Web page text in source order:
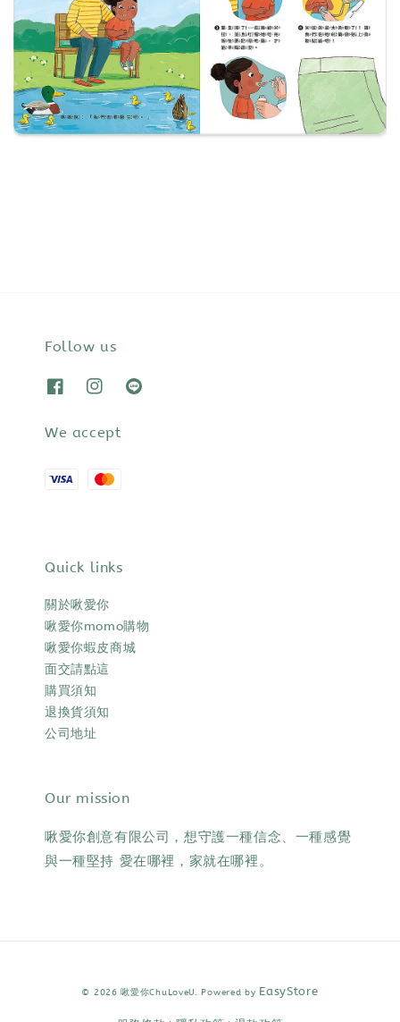
Follow us
We accept
Quick links
關於啾愛你
啾愛你momo購物
啾愛你蝦皮商城
面交請點這
購買須知
退換貨須知
公司地址
Our mission
啾愛你創意有限公司，想守護一種信念、一種感覺
與一種堅持 愛在哪裡，家就在哪裡。
© 2026 啾愛你ChuLoveU. Powered by EasyStore